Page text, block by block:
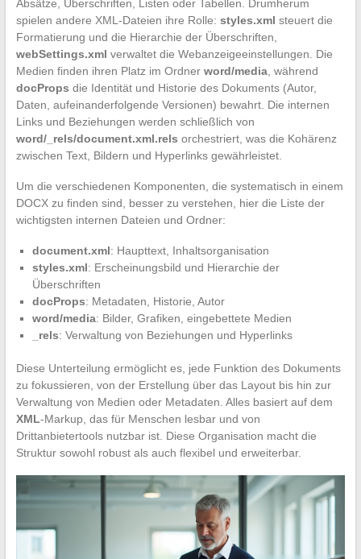
Absätze, Überschriften, Listen oder Tabellen. Drumherum
spielen andere XML-Dateien ihre Rolle: styles.xml steuert die
Formatierung und die Hierarchie der Überschriften,
webSettings.xml verwaltet die Webanzeigeeinstellungen. Die
Medien finden ihren Platz im Ordner word/media, während
docProps die Identität und Historie des Dokuments (Autor,
Daten, aufeinanderfolgende Versionen) bewahrt. Die internen
Links und Beziehungen werden schließlich von
word/_rels/document.xml.rels orchestriert, was die Kohärenz
zwischen Text, Bildern und Hyperlinks gewährleistet.
Um die verschiedenen Komponenten, die systematisch in einem
DOCX zu finden sind, besser zu verstehen, hier die Liste der
wichtigsten internen Dateien und Ordner:
document.xml: Haupttext, Inhaltsorganisation
styles.xml: Erscheinungsbild und Hierarchie der
Überschriften
docProps: Metadaten, Historie, Autor
word/media: Bilder, Grafiken, eingebettete Medien
_rels: Verwaltung von Beziehungen und Hyperlinks
Diese Unterteilung ermöglicht es, jede Funktion des Dokuments
zu fokussieren, von der Erstellung über das Layout bis hin zur
Verwaltung von Medien oder Metadaten. Alles basiert auf dem
XML-Markup, das für Menschen lesbar und von
Drittanbietertools nutzbar ist. Diese Organisation macht die
Struktur sowohl robust als auch flexibel und erweiterbar.